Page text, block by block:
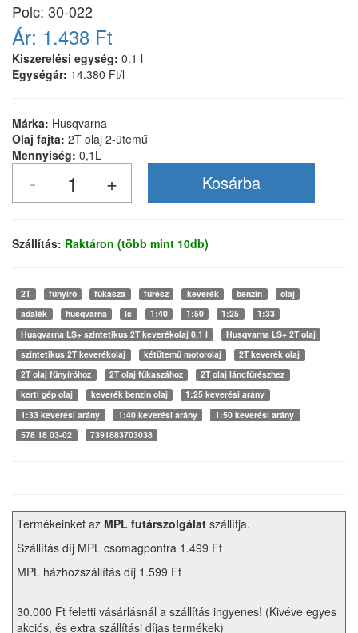
Polc: 30-022
Ár: 1.438 Ft
Kiszerelési egység: 0.1 l
Egységár: 14.380 Ft/l
Márka: Husqvarna
Olaj fajta: 2T olaj 2-ütemű
Mennyiség: 0,1L
Szállítás: Raktáron (több mint 10db)
2T fűnyíró fűkasza fűrész keverék benzin
olaj
adalék
husqvarna ls 1:40 1:50 1:25
1:33
Husqvarna LS+ szintetikus 2T keverékolaj 0,1 l
Husqvarna LS+ 2T olaj
szintetikus 2T keverékolaj
kétütemű motorolaj
2T keverék olaj
2T olaj fűnyíróhoz
2T olaj fűkaszához
2T olaj láncfűrészhez
kerti gép olaj
keverék benzin olaj
1:25 keverési arány
1:33 keverési arány
1:40 keverési arány
1:50 keverési arány
578 18 03-02
7391883703038
Termékeinket az MPL futárszolgálat szállítja.
Szállítás díj MPL csomagpontra 1.499 Ft
MPL házhozszállítás díj 1.599 Ft
30.000 Ft feletti vásárlásnál a szállítás ingyenes! (Kivéve egyes
akciós, és extra szállítási díjas termékek)